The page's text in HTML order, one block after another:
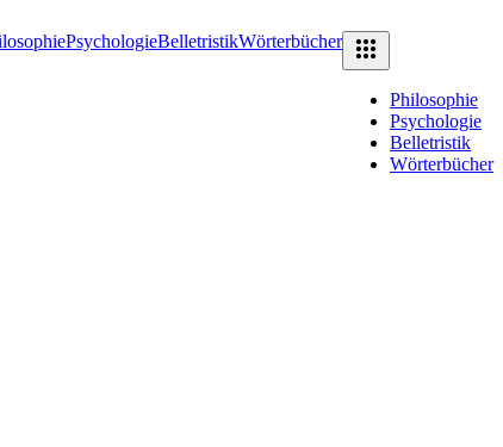
PsychologieBelletristikWörterbücher
Philosophie
Psychologie
Belletristik
Wörterbücher